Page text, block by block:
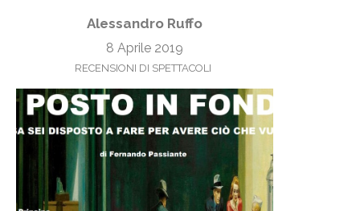
Alessandro Ruffo
8 Aprile 2019
RECENSIONI DI SPETTACOLI